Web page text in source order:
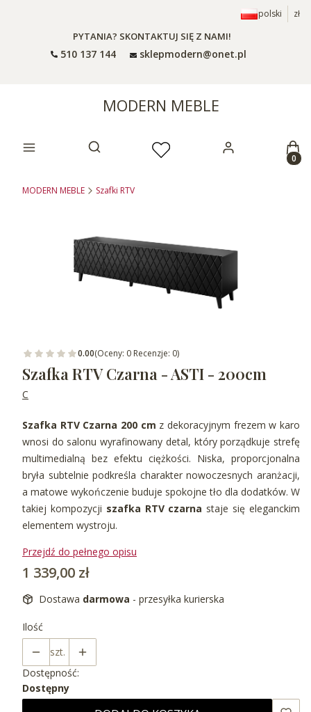
polski zł
PYTANIA? SKONTAKTUJ SIĘ Z NAMI!
510 137 144 sklepmodern@onet.pl
MODERN MEBLE
Otwórz wyszukiwarkę
MODERN MEBLE Szafki RTV
0.00(Oceny: 0 Recenzje: 0)
Szafka RTV Czarna - ASTI - 200cm
C
Szafka RTV Czarna 200 cm z dekoracyjnym frezem w karo
wnosi do salonu wyrafinowany detal, który porządkuje strefę
multimedialną bez efektu ciężkości. Niska, proporcjonalna
bryła subtelnie podkreśla charakter nowoczesnych aranżacji,
a matowe wykończenie buduje spokojne tło dla dodatków. W
takiej kompozycji szafka RTV czarna staje się eleganckim
elementem wystroju.
Przejdź do pełnego opisu
Cena
1 339,00 zł
Dostawa darmowa - przesyłka kurierska
Ilość
szt.
Dostępność:
Dostępny